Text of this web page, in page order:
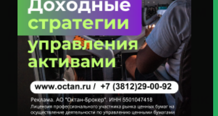
(INTR) О корпоративном
действии «Выплата
купонного дохода» с
ценными бумагами
эмитента ПАО Сбербанк